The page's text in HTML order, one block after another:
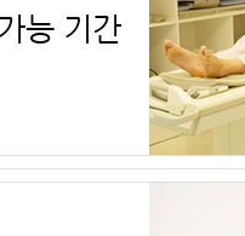
능 기간